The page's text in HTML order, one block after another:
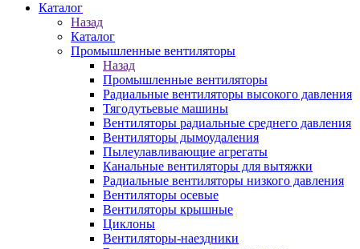
Каталог
Назад
Каталог
Промышленные вентиляторы
Назад
Промышленные вентиляторы
Радиальные вентиляторы высокого давления
Тягодутьевые машины
Вентиляторы радиальные среднего давления
Вентиляторы дымоудаления
Пылеулавливающие агрегаты
Канальные вентиляторы для вытяжки
Радиальные вентиляторы низкого давления
Вентиляторы осевые
Вентиляторы крышные
Циклоны
Вентиляторы-наездники